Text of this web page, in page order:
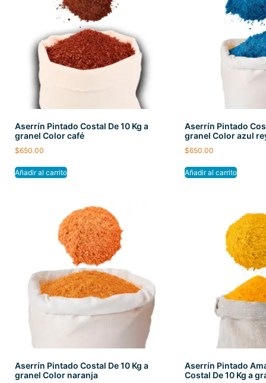
Aserrín Pintado Costal De 10 Kg a
granel Color café
$650.00
Añadir al carrito
Aserrín Pintado
granel Color azul
$650.00
Añadir al carrito
Aserrín Pintado Costal De 10 Kg a
granel Color naranja
Aserrín Pintado
Costal De 10 Kg a